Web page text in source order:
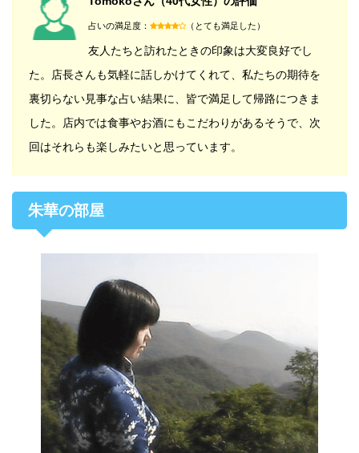
占いの満足度： （とても満足した）
友人たちと訪れたときの印象は大変良好でし
た。店長さんも気軽に話しかけてくれて、私たちの期待を
裏切らない見事な占い結果に、皆で満足して帰路につきま
した。店内では食事やお酒にもこだわりがあるそうで、次
回はそれらも楽しみたいと思っています。
朱華の部屋